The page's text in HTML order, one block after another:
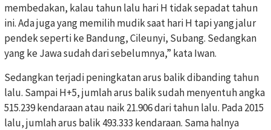
membedakan, kalau tahun lalu hari H tidak sepadat tahun
ini. Ada juga yang memilih mudik saat hari H tapi yang jalur
pendek seperti ke Bandung, Cileunyi, Subang. Sedangkan
yang ke Jawa sudah dari sebelumnya,” kata Iwan.
Sedangkan terjadi peningkatan arus balik dibanding tahun
lalu. Sampai H+5, jumlah arus balik sudah menyentuh angka
515.239 kendaraan atau naik 21.906 dari tahun lalu. Pada 2015
lalu, jumlah arus balik 493.333 kendaraan. Sama halnya